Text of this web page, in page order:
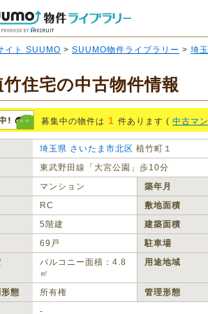
イト SUUMO > SUUMO物件ライブラリー > 埼
竹住宅の中古物件情報
募集中の物件は 1 件あります ( 中古マ
埼玉県 さいたま市北区 植竹町１
東武野田線「大宮公園」歩10分
マンション 築年月
RC 敷地面積
5階建 建築面積
69戸 駐車場
バルコニー面積：4.8
㎡
用途地域
態 所有権 管理形態
‐